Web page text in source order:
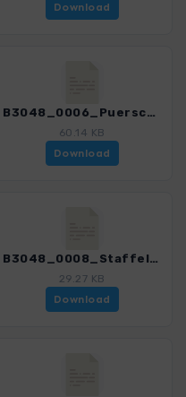
Download
B3048_0006_Puerschling_3048_3.gpx
60.14 KB
Download
B3048_0008_Staffelsee_3048_3.gpx
29.27 KB
Download